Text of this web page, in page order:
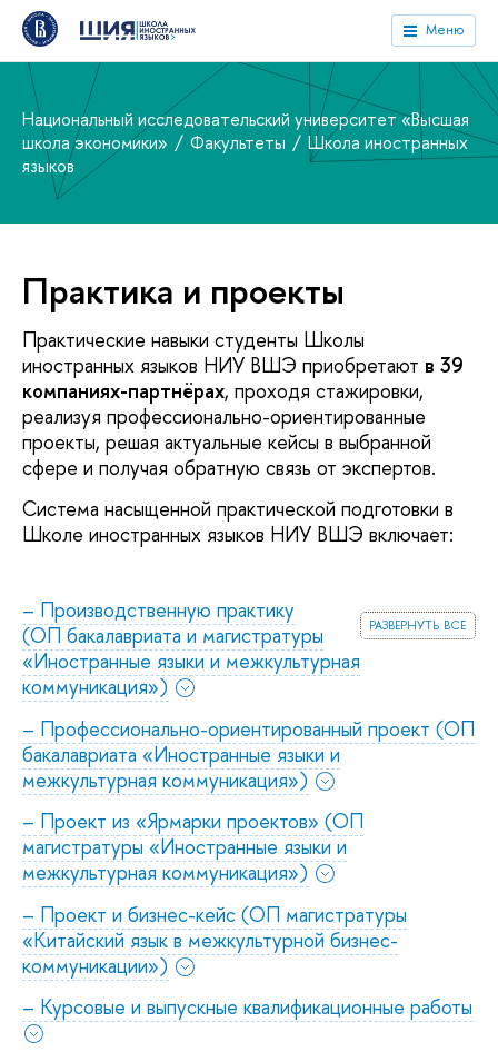
Меню
Национальный исследовательский университет «Высшая
школа экономики»
Факультеты
Школа иностранных
языков
Практика и проекты
Практические навыки студенты Школы
иностранных языков НИУ ВШЭ приобретают в 39
компаниях-партнёрах, проходя стажировки,
реализуя профессионально-ориентированные
проекты, решая актуальные кейсы в выбранной
сфере и получая обратную связь от экспертов.
Система насыщенной практической подготовки в
Школе иностранных языков НИУ ВШЭ включает:
развернуть все
– Производственную практику
(ОП бакалавриата и магистратуры
«Иностранные языки и межкультурная
коммуникация»)
– Профессионально-ориентированный проект (ОП
бакалавриата «Иностранные языки и
межкультурная коммуникация»)
– Проект из «Ярмарки проектов» (ОП
магистратуры «Иностранные языки и
межкультурная коммуникация»)
– Проект и бизнес-кейс (ОП магистратуры
«Китайский язык в межкультурной бизнес-
коммуникации»)
– Курсовые и выпускные квалификационные работы